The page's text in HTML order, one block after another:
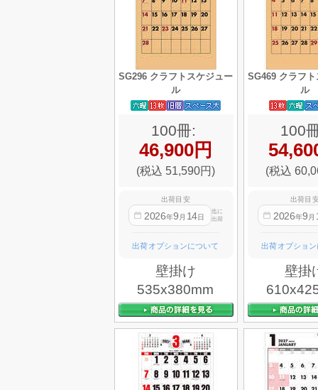
SG296 クラフトスケジュー
ル
100冊:
46,900円
(税込 51,590円)
出荷目安
2026年9 月 14日
迄に
出荷
出荷オプションについて
壁掛け
535x380mm
SG469 クラフ
ル
100
(税込
出荷目
2026年9 月
出荷オプショ
壁掛